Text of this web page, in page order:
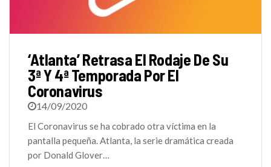
‘Atlanta’ Retrasa El Rodaje De Su
3ª Y 4ª Temporada Por El
Coronavirus
14/09/2020
El Coronavirus se ha cobrado otra víctima en la
pantalla pequeña. Atlanta, la serie dramática creada
por Donald Glover…